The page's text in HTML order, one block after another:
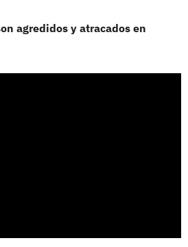
agredidos y atracados en